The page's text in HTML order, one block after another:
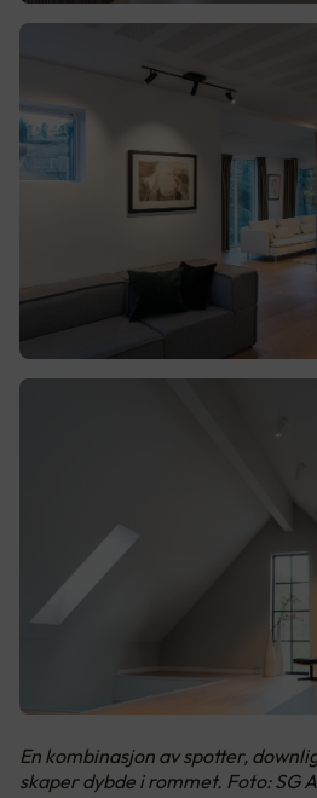
En kombinasjon av spotter,
skaper dybde i rommet. Foto: SG